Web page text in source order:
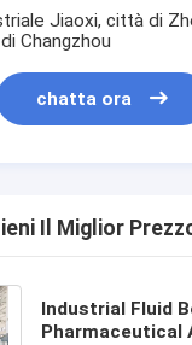
spruzzo di pressione
del nastro
la frantumazione
recipiente di IBC
Jiaoxi, città di
Changzhou
chatta ora
Il Miglior
Industrial Fluid
Pharmaceutical